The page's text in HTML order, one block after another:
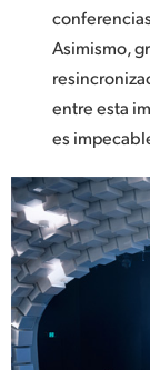
Asimismo,
entre esta
es